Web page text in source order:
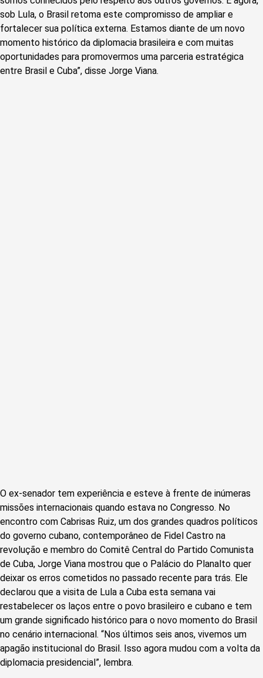
sob Lula, o Brasil retoma este compromisso de ampliar e
fortalecer sua política externa. Estamos diante de um novo
momento histórico da diplomacia brasileira e com muitas
oportunidades para promovermos uma parceria estratégica
entre Brasil e Cuba”, disse Jorge Viana.
O ex-senador tem experiência e esteve à frente de inúmeras
missões internacionais quando estava no Congresso. No
encontro com Cabrisas Ruiz, um dos grandes quadros políticos
do governo cubano, contemporâneo de Fidel Castro na
revolução e membro do Comitê Central do Partido Comunista
de Cuba, Jorge Viana mostrou que o Palácio do Planalto quer
deixar os erros cometidos no passado recente para trás. Ele
declarou que a visita de Lula a Cuba esta semana vai
restabelecer os laços entre o povo brasileiro e cubano e tem
um grande significado histórico para o novo momento do Brasil
no cenário internacional. “Nos últimos seis anos, vivemos um
apagão institucional do Brasil. Isso agora mudou com a volta da
diplomacia presidencial”, lembra.